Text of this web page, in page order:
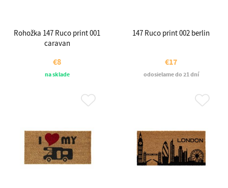
Rohožka 147 Ruco print 001
caravan
€8
na sklade
147 Ruco print 002 berlin
€17
odosielame do 21 dní